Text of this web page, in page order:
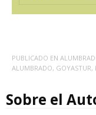
PUBLICADO EN
ALUMBRADO, GOYASTUR,
Sobre el